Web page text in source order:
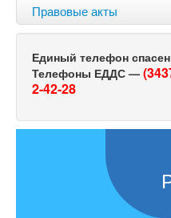
Правовые акты
Единый телефон
Телефоны ЕДДС —
2-42-28